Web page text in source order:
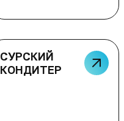
СУРСКИЙ
КОНДИТЕР